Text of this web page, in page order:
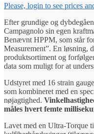
Please, login to see prices
Efter grundige og
Campagnolo sin egen
Benævnt HPPM, som står
Measurement”. En løsning,
produktsortiment og
data som muligt for at
Udstyret med 16 strain
som kombineret med en
nøjagtighed.
måles hvert femte
Lavet med en Ultra-Torque